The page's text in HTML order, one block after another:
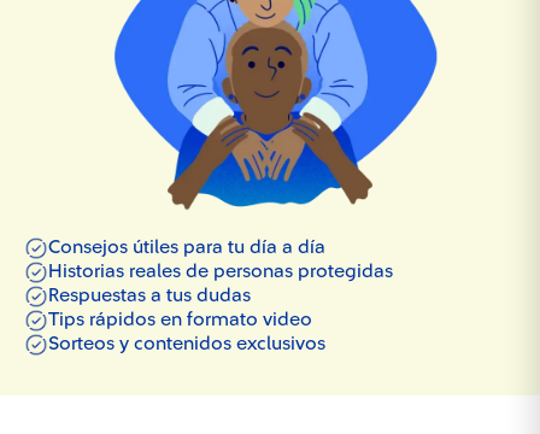
Consejos útiles para tu día a día
Historias reales de personas protegidas
Respuestas a tus dudas
Tips rápidos en formato video
Sorteos y contenidos exclusivos